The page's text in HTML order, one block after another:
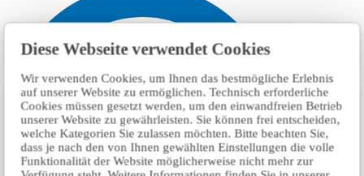
Diese Webseite verwendet Cookies
Wir verwenden Cookies, um Ihnen das bestmögliche Erlebnis
auf unserer Website zu ermöglichen. Technisch erforderliche
Cookies müssen gesetzt werden, um den einwandfreien Betrieb
unserer Website zu gewährleisten. Sie können frei entscheiden,
welche Kategorien Sie zulassen möchten. Bitte beachten Sie,
dass je nach den von Ihnen gewählten Einstellungen die volle
Funktionalität der Website möglicherweise nicht mehr zur